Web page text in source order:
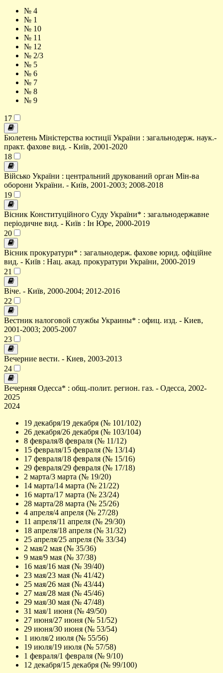
№ 4
№ 1
№ 10
№ 11
№ 12
№ 2/3
№ 5
№ 6
№ 7
№ 8
№ 9
17
Бюлетень Міністерства юстиції України : загальнодерж. наук.-
практ. фахове вид. - Київ, 2001-2020
18
Військо України : центральний друкований орган Мін-ва
оборони України. - Київ, 2001-2003; 2008-2018
19
Вісник Конституційного Суду України* : загальнодержавне
періодичне вид. - Київ : Ін Юре, 2000-2019
20
Вісник прокуратури* : загальнодерж. фахове юрид. офіційне
вид. - Київ : Нац. акад. прокуратури України, 2000-2019
21
Віче. - Київ, 2000-2004; 2012-2016
22
Вестник налоговой службы Украины* : офиц. изд. - Киев,
2001-2003; 2005-2007
23
Вечерние вести. - Киев, 2003-2013
24
Вечерняя Одесса* : общ.-полит. регион. газ. - Одесса, 2002-
2025
2024
19 декабря/19 декабря (№ 101/102)
26 декабря/26 декабря (№ 103/104)
8 февраля/8 февраля (№ 11/12)
15 февраля/15 февраля (№ 13/14)
17 февраля/18 февраля (№ 15/16)
29 февраля/29 февраля (№ 17/18)
2 марта/3 марта (№ 19/20)
14 марта/14 марта (№ 21/22)
16 марта/17 марта (№ 23/24)
28 марта/28 марта (№ 25/26)
4 апреля/4 апреля (№ 27/28)
11 апреля/11 апреля (№ 29/30)
18 апреля/18 апреля (№ 31/32)
25 апреля/25 апреля (№ 33/34)
2 мая/2 мая (№ 35/36)
9 мая/9 мая (№ 37/38)
16 мая/16 мая (№ 39/40)
23 мая/23 мая (№ 41/42)
25 мая/26 мая (№ 43/44)
27 мая/28 мая (№ 45/46)
29 мая/30 мая (№ 47/48)
31 мая/1 июня (№ 49/50)
27 июня/27 июня (№ 51/52)
29 июня/30 июня (№ 53/54)
1 июля/2 июля (№ 55/56)
19 июля/19 июля (№ 57/58)
1 февраля/1 февраля (№ 9/10)
12 декабря/15 декабря (№ 99/100)